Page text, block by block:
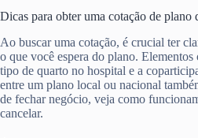
Dicas para obter uma cotação de plano
Ao buscar uma cotação, é crucial ter
o que você espera do plano.
tipo de quarto no hospital e a
entre um plano local ou nacional
de fechar negócio, veja como
cancelar.